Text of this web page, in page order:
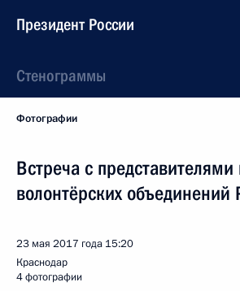
Президент России
Стенограммы
Фотографии
Встреча с
волонтёрских объединений
23 мая 2017 года 15:20
Краснодар
4 фотографии